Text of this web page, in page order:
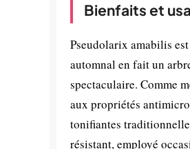
Bienfaits et
Pseudolarix amabilis
automnal en fait un
spectaculaire. Comme
aux propriétés
tonifiantes
résistant, employé